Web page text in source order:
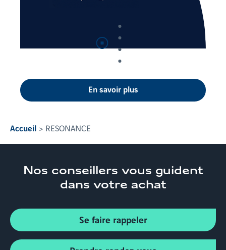
En savoir plus
Suspendre
la lecture automatique
Accueil RESONANCE
Nos conseillers vous guident
dans votre achat
Se faire rappeler